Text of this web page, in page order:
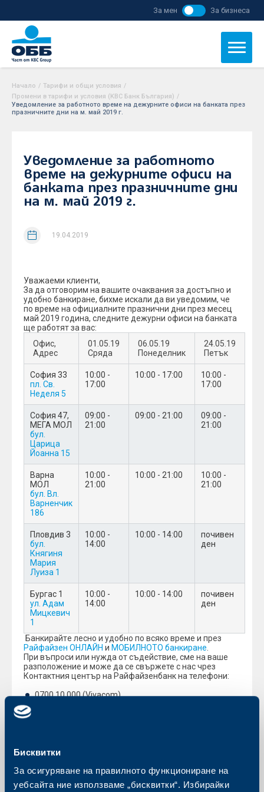
Бисквитки
За осигуряване на правилното функциониране на
уебсайта ние използваме „бисквитки“. Избирайки
За мен За бизнеса
Начало / Тарифи и общи условия /
Промени в тарифи и условия (KBC Банк България) /
Уведомление за работното време на дежурните офиси на банката през
празничните дни на м. май 2019 г.
Уведомление за работното
време на дежурните офиси на
банката през празничните дни
на м. май 2019 г.
19.04.2019
Уважаеми клиенти,
За да отговорим на вашите очаквания за достъпно и
удобно банкиране, бихме искали да ви уведомим, че
по време на официалните празнични дни през месец
май 2019 година, следните дежурни офиси на банката
ще работят за вас:
Офис,
Адрес
01.05.19
Сряда
06.05.19
Понеделник
24.05.19
Петък
София 33
пл. Св.
Неделя 5
10:00 -
17:00
10:00 - 17:00
10:00 -
17:00
София 47,
МЕГА МОЛ
бул.
Царица
Йоанна 15
09:00 -
21:00
09:00 - 21:00
09:00 -
21:00
Варна
МОЛ
бул. Вл.
Варненчик
186
10:00 -
21:00
10:00 - 21:00
10:00 -
21:00
Пловдив 3
бул.
Княгиня
Мария
Луиза 1
10:00 -
14:00
10:00 - 14:00
почивен
ден
Бургас 1
ул. Адам
Мицкевич
1
10:00 -
14:00
10:00 - 14:00
почивен
ден
Банкирайтe лесно и удобно по всяко време и през
Райфайзен ОНЛАЙН и МОБИЛНОТО банкиране
При въпроси или нужда от съдействие, сме на ваше
разположение и може да се свържете с нас чрез
Контактния център на Райфайзенбанк на телефони:
0700 10 000 (Vivacom)